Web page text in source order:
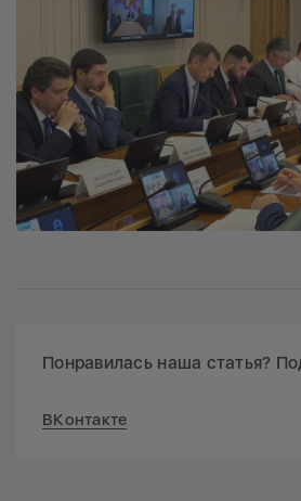
Понравилась наша статья?
ВКонтакте